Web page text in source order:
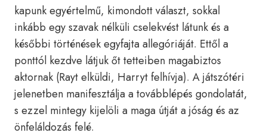
kapunk egyértelmű, kimondott választ, sokkal
inkább egy szavak nélküli cselekvést látunk és a
későbbi történések egyfajta allegóriáját. Ettől a
ponttól kezdve látjuk őt tetteiben magabiztos
aktornak (Rayt elküldi, Harryt felhívja). A játszótéri
jelenetben manifesztálja a továbblépés gondolatát,
s ezzel mintegy kijelöli a maga útját a jóság és az
önfeláldozás felé.